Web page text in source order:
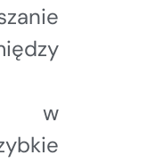
w